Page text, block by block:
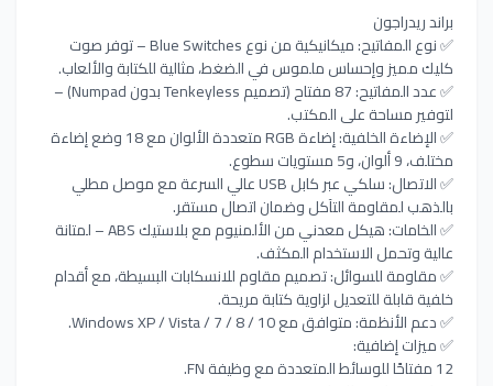
براند ريدراجون
✅ نوع المفاتيح: ميكانيكية من نوع Blue Switches – توفر صوت
كليك مميز وإحساس ملموس في الضغط، مثالية للكتابة والألعاب.
✅ عدد المفاتيح: 87 مفتاح (تصميم Tenkeyless بدون Numpad) –
لتوفير مساحة على المكتب.
✅ الإضاءة الخلفية: إضاءة RGB متعددة الألوان مع 18 وضع إضاءة
مختلف، 9 ألوان، و5 مستويات سطوع.
✅ الاتصال: سلكي عبر كابل USB عالي السرعة مع موصل مطلي
بالذهب لمقاومة التآكل وضمان اتصال مستقر.
✅ الخامات: هيكل معدني من الألمنيوم مع بلاستيك ABS – لمتانة
عالية وتحمل الاستخدام المكثف.
✅ مقاومة للسوائل: تصميم مقاوم للانسكابات البسيطة، مع أقدام
خلفية قابلة للتعديل لزاوية كتابة مريحة.
✅ دعم الأنظمة: متوافق مع Windows XP / Vista / 7 / 8 / 10.
✅ ميزات إضافية:
12 مفتاحًا للوسائط المتعددة مع وظيفة FN.